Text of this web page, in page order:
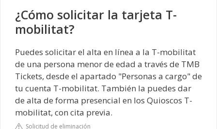
¿Cómo solicitar la tarjeta T-
mobilitat?
Puedes solicitar el alta en línea a la T-mobilitat
de una persona menor de edad a través de TMB
Tickets, desde el apartado "Personas a cargo" de
tu cuenta T-mobilitat. También la puedes dar
de alta de forma presencial en los Quioscos T-
mobilitat, con cita previa.
Solicitud de eliminación